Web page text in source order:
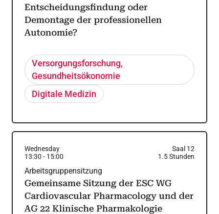
Entscheidungsfindung oder
Demontage der professionellen
Autonomie?
Versorgungsforschung,
Gesundheitsökonomie
Digitale Medizin
Wednesday
Saal 12
13:30 - 15:00 1.5Stunden
Arbeitsgruppensitzung
Gemeinsame Sitzung der ESC WG
Cardiovascular Pharmacology und der
AG 22 Klinische Pharmakologie